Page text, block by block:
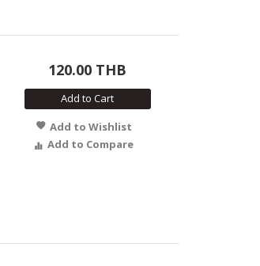
120.00 THB
Add to Cart
Add to Wishlist
Add to Compare